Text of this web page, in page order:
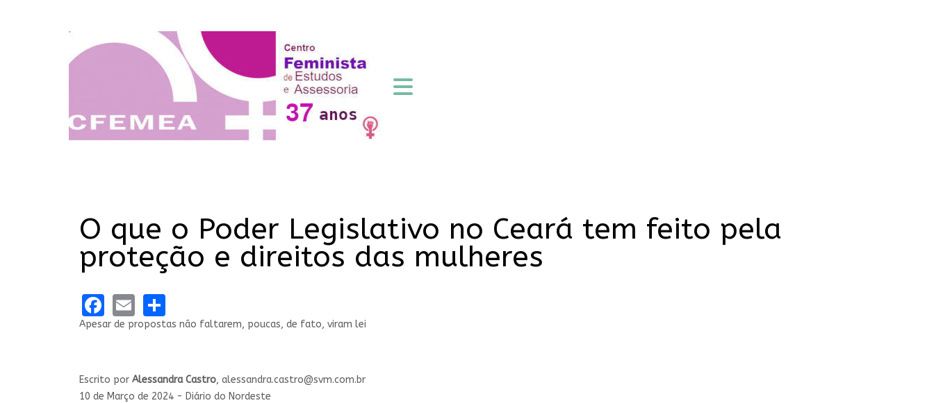
O que o Poder Legislativo no Ceará tem feito pela
proteção e direitos das mulheres
Facebook
Email
Apesar de propostas não faltarem, poucas, de fato, viram lei
Escrito por Alessandra Castro, alessandra.castro@svm.com.br
10 de Março de 2024 - Diário do Nordeste